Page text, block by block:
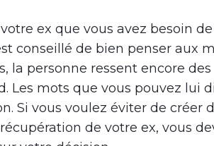
ex que vous avez besoin
conseillé de bien penser aux
la personne ressent encore des
Les mots que vous pouvez lui
Si vous voulez éviter de créer
de votre ex, vous